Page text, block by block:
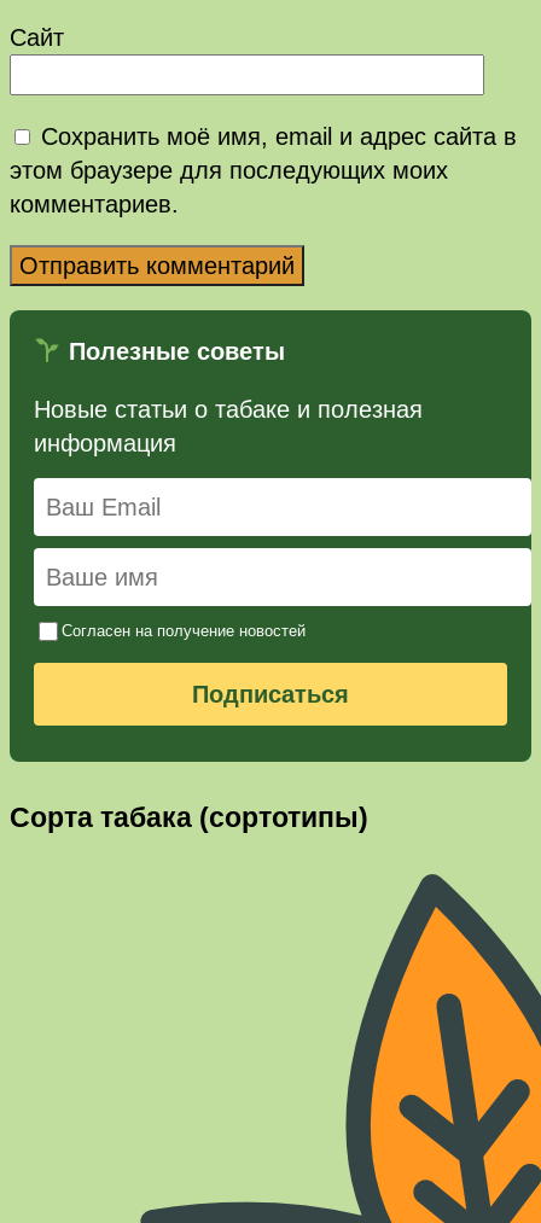
Сайт
Сохранить моё имя, email и адрес сайта в
этом браузере для последующих моих
комментариев.
Полезные советы
Новые статьи о табаке и полезная
информация
Согласен на получение новостей
Подписаться
Сорта табака (сортотипы)